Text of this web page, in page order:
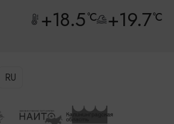
+18.5°C +19.7°C
RU